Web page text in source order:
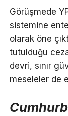
Görüşmede
sistemine
olarak öne
tutulduğu
devri, sınır
meseleler de